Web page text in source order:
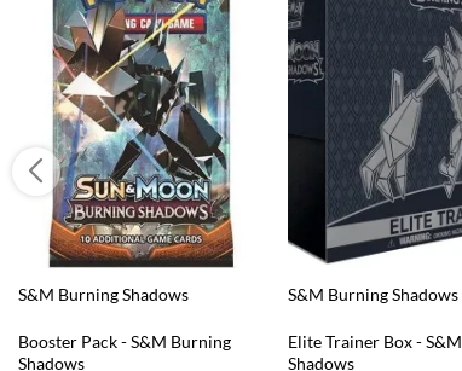
S&M Burning Shadows
Booster Pack - S&M Burning
Shadows
S&M Burning Shadows
Elite Trainer Box -
Shadows